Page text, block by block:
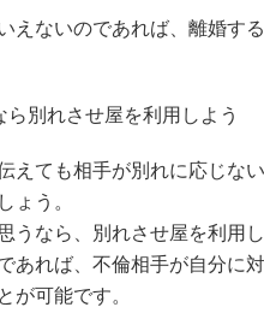
えないのであれば、離婚す
別れさせ屋を利用しよう
えても相手が別れに応じな
ょう。
うなら、別れさせ屋を利用
あれば、不倫相手が自分に
が可能です。